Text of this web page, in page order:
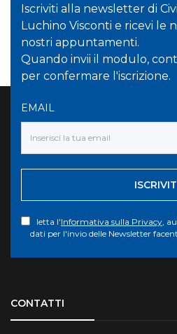
Iscriviti alla newsletter di
Luchino Visconti e ricevi le
nostri appuntamenti.
Quando invii il modulo,
per confermare l'iscrizione.
EMAIL
letta l'Informativa sulla Privacy,
dati per l'invio delle Newsletter
CONTATTI